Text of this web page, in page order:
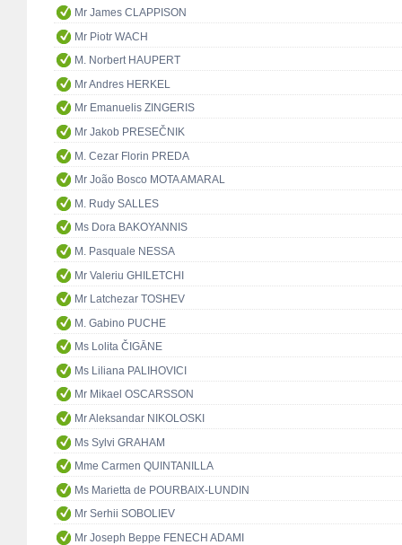
Mr James CLAPPISON
Mr Piotr WACH
M. Norbert HAUPERT
Mr Andres HERKEL
Mr Emanuelis ZINGERIS
Mr Jakob PRESEČNIK
M. Cezar Florin PREDA
Mr João Bosco MOTA AMARAL
M. Rudy SALLES
Ms Dora BAKOYANNIS
M. Pasquale NESSA
Mr Valeriu GHILETCHI
Mr Latchezar TOSHEV
M. Gabino PUCHE
Ms Lolita ČIGĀNE
Ms Liliana PALIHOVICI
Mr Mikael OSCARSSON
Mr Aleksandar NIKOLOSKI
Ms Sylvi GRAHAM
Mme Carmen QUINTANILLA
Ms Marietta de POURBAIX-LUNDIN
Mr Serhii SOBOLIEV
Mr Joseph Beppe FENECH ADAMI